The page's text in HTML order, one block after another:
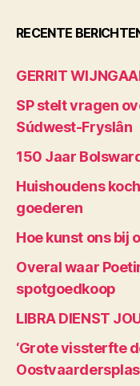
RECENTE
GERRIT
SP stelt vragen
Súdwest-Fryslân
150 Jaar
Huishoudens
goederen
Hoe kunst ons bij
Overal waar
spotgoedkoop
LIBRA DIENST
‘Grote vissterfte